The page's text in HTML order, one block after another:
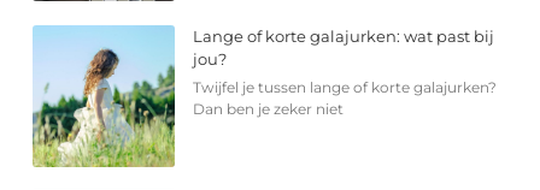
Lange of korte galajurken: wat past bij
jou?
Twijfel je tussen lange of korte galajurken?
Dan ben je zeker niet